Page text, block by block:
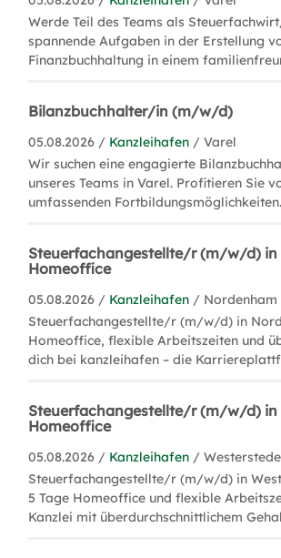
Werde Teil des Teams als
spannende Aufgaben in der Erstellung
Finanzbuchhaltung in einem
Bilanzbuchhalter/in (m/w/d)
05.08.2026 / Kanzleihafen / Varel
Wir suchen eine engagierte
unseres Teams in Varel. Profitieren Sie
umfassenden Fortbildungsmöglichkeiten.
Steuerfachangestellte/r (m/w/d) in
Homeoffice
05.08.2026 / Kanzleihafen / Nordenham
Steuerfachangestellte/r (m/w/d) in
Homeoffice, flexible Arbeitszeiten und
dich bei kanzleihafen – die
Steuerfachangestellte/r (m/w/d) in
Homeoffice
05.08.2026 / Kanzleihafen / Westerstede
Steuerfachangestellte/r (m/w/d) in
5 Tage Homeoffice und flexible
Kanzlei mit überdurchschnittlichem